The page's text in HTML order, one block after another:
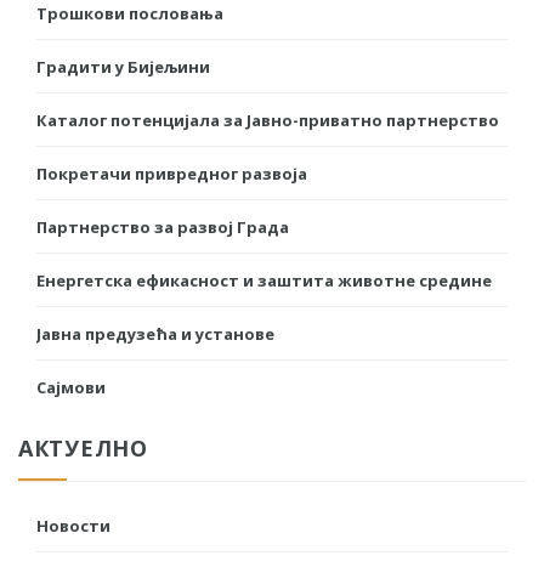
Трошкови пословања
Градити у Бијељини
Каталог потенцијала за Јавно-приватно партнерство
Покретачи привредног развоја
Партнерство за развој Града
Енергетска ефикасност и заштита животне средине
Јавна предузећа и установе
Сајмови
АКТУЕЛНО
Новости